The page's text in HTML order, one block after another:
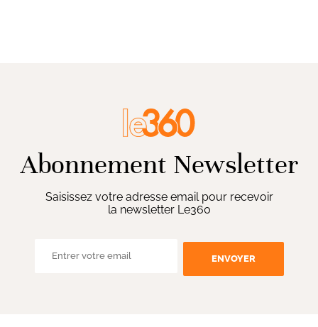
Abonnement Newsletter
Saisissez votre adresse email pour recevoir
la newsletter Le360
ENVOYER